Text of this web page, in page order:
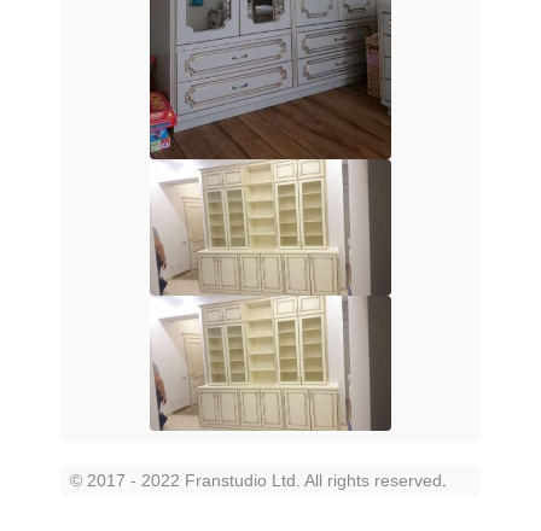
© 2017 - 2022 Franstudio Ltd. All rights reserved